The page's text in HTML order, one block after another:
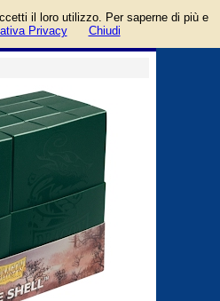
guida
il loro utilizzo. Per saperne di più e
Privacy Chiudi